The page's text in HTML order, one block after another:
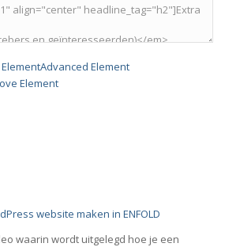
Advanced Element
Element
website maken in ENFOLD
waarin wordt uitgelegd hoe je een